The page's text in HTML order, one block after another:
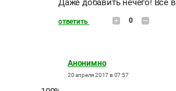
Даже добавить нечего! Все в
ответить 0
Анонимно
20 апреля 2017 в 07:57